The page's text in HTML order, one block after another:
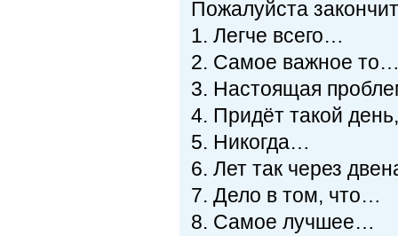
Пожалуйста
1. Легче всего…
2. Самое важное
3. Настоящая
4. Придёт такой
5. Никогда…
6. Лет так через
7. Дело в том, что…
8. Самое лучшее…